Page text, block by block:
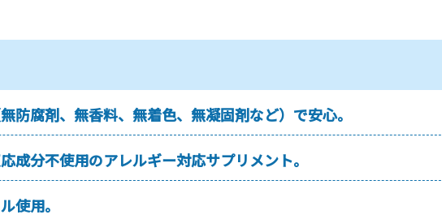
防腐剤、無香料、無着色、無凝固剤など）で安心。
成分不使用のアレルギー対応サプリメント。
使用。